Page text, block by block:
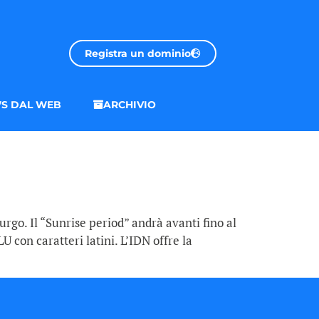
Registra un dominio
DAL WEB ARCHIVIO
Il “Sunrise period” andrà avanti fino al
con caratteri latini. L’IDN offre la